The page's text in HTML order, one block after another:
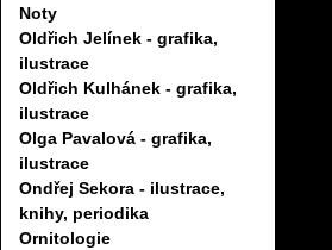
Noty
Oldřich Jelínek - grafika,
ilustrace
Oldřich Kulhánek - grafika,
ilustrace
Olga Pavalová - grafika,
ilustrace
Ondřej Sekora - ilustrace,
knihy, periodika
Ornitologie